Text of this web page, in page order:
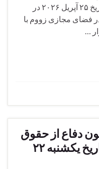
اروپا منطقه آسیا و شرق اروپا در تاریخ ۲۵ آپریل ۲۰۲۶ در
در فضای مجازی زووم با
…
دفاع از حقوق
بشر در ایران در تاریخ یکشنبه ۲۲